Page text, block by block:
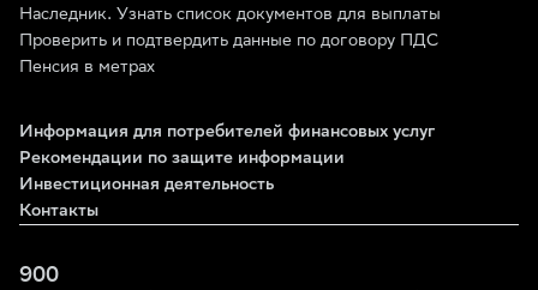
Наследник. Узнать список документов для выплаты
Проверить и подтвердить данные по договору ПДС
Пенсия в метрах
Информация для потребителей финансовых услуг
Рекомендации по защите информации
Инвестиционная деятельность
Контакты
900